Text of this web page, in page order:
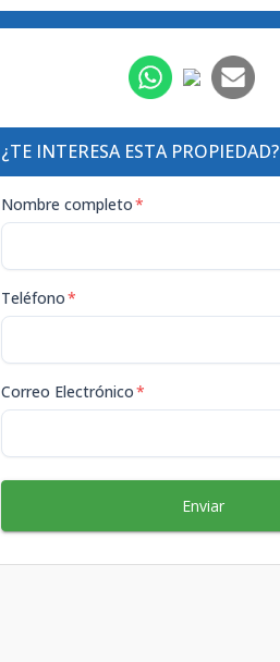
¿TE INTERESA ESTA PROPIEDAD?
Nombre completo*
Teléfono*
Correo Electrónico*
Enviar